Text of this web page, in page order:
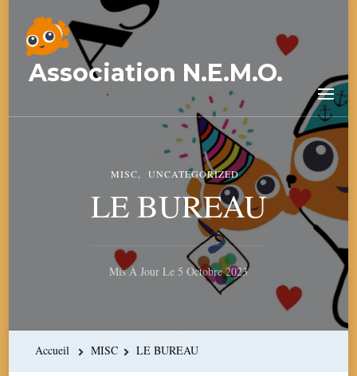
Association N.E.M.O.
MISC UNCATEGORIZED
LE BUREAU
Mis À Jour Le 5 Octobre 2023
Accueil MISC LE BUREAU